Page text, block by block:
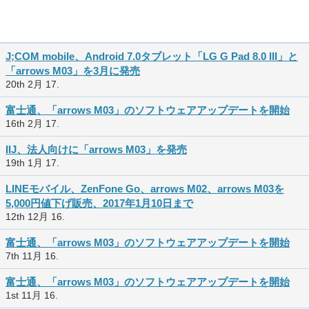
J;COM mobile、Android 7.0タブレット「LG G Pad 8.0 III」と
「arrows M03」を3月に発売
20th 2月 17.
富士通、「arrows M03」のソフトウェアアップデートを開始
16th 2月 17.
IIJ、法人向けに「arrows M03」を発売
19th 1月 17.
LINEモバイル、ZenFone Go、arrows M02、arrows M03を
5,000円値下げ販売、2017年1月10日まで
12th 12月 16.
富士通、「arrows M03」のソフトウェアアップデートを開始
7th 11月 16.
富士通、「arrows M03」のソフトウェアアップデートを開始
1st 11月 16.